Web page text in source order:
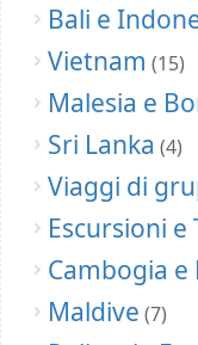
Bali e
Vietnam (15)
Malesia e
Sri Lanka (4)
Viaggi di
Escursioni e
Cambogia e
Maldive (7)